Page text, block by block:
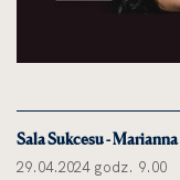
Sala Sukcesu -
29.04.2024 godz. 9.00